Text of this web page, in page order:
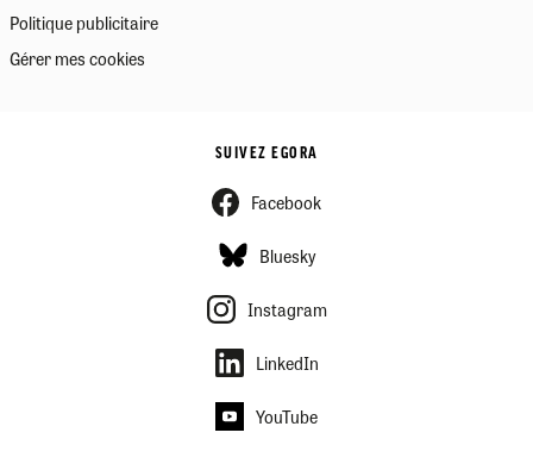
Politique publicitaire
Gérer mes cookies
SUIVEZ EGORA
Facebook
Bluesky
Instagram
LinkedIn
YouTube